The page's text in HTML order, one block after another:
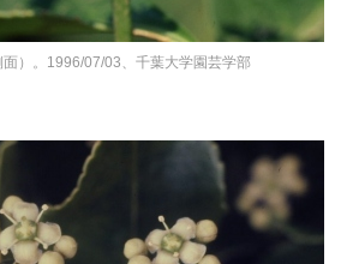
）。1996/07/03、千葉大学園芸学部